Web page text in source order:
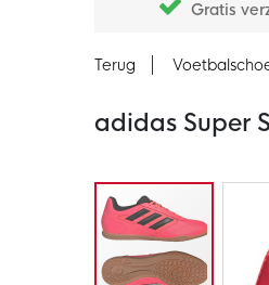
Gratis
Terug
adidas Super
Ga
naar
het
einde
de